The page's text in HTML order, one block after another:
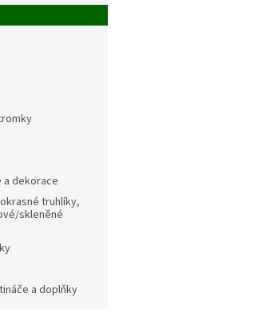
a dekorace
truhlíky,
skleněné
a doplňky